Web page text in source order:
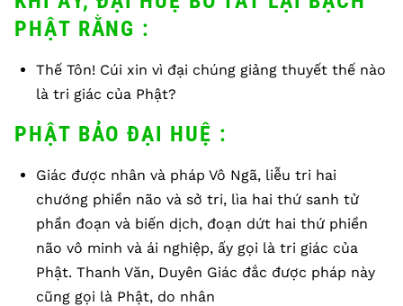
PHẬT RẰNG :
Thế Tôn! Cúi xin vì đại chúng giảng thuyết thế nào
là tri giác của Phật?
PHẬT BẢO ĐẠI HUỆ :
Giác được nhân và pháp Vô Ngã, liễu tri hai
chướng phiền não và sở tri, lìa hai thứ sanh tử
phần đoạn và biến dịch, đoạn dứt hai thứ phiền
não vô minh và ái nghiệp, ấy gọi là tri giác của
Phật. Thanh Văn, Duyên Giác đắc được pháp này
cũng gọi là Phật, do nhân